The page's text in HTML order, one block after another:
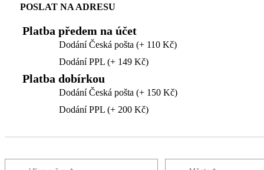
POSLAT NA ADRESU
Platba předem na účet
Dodání Česká pošta (+ 110 Kč)
Dodání PPL (+ 149 Kč)
Platba dobírkou
Dodání Česká pošta (+ 150 Kč)
Dodání PPL (+ 200 Kč)